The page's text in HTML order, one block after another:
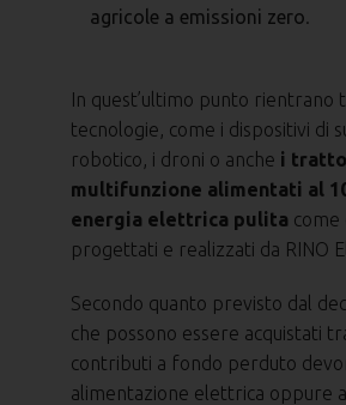
agricole a emissioni zero.
In quest’ultimo punto rientrano
tecnologie, come i dispositivi di
robotico, i droni o anche i
multifunzione alimentati al
energia elettrica pulita come
progettati e realizzati da RINO
Secondo quanto previsto dal
che possono essere acquistati
contributi a fondo perduto
alimentazione elettrica oppure